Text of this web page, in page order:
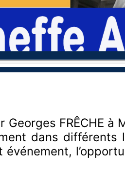
Georges FRÊCHE
dans